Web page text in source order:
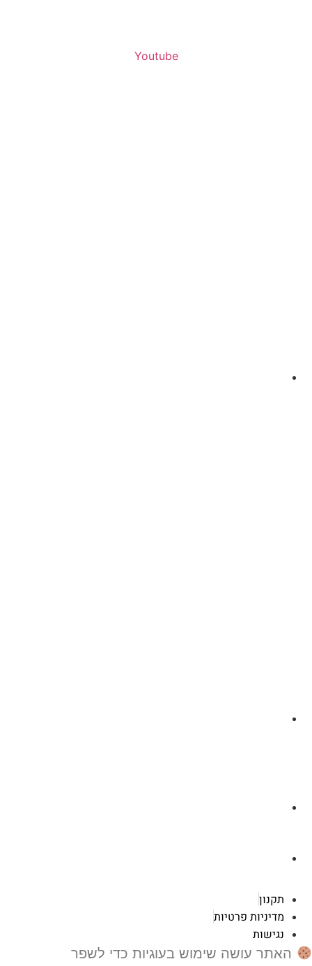
Youtube
תקנון
מדיניות פרטיות
נגישות
האתר עושה שימוש בעוגיות כדי לשפר